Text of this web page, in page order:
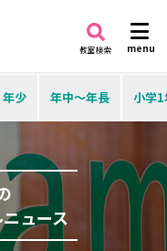
menu
教室検索
少 年中～年長 小学
ュース